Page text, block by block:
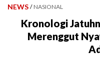
NEWS / NASIONAL
Kronologi
Merenggut